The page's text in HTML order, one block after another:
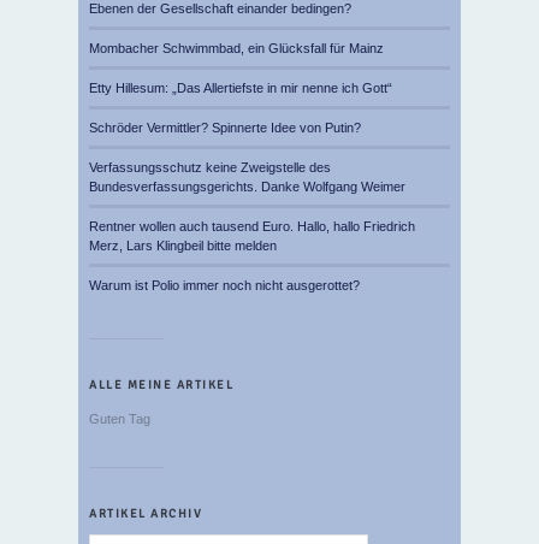
Ebenen der Gesellschaft einander bedingen?
Mombacher Schwimmbad, ein Glücksfall für Mainz
Etty Hillesum: „Das Allertiefste in mir nenne ich Gott“
Schröder Vermittler? Spinnerte Idee von Putin?
Verfassungsschutz keine Zweigstelle des
Bundesverfassungsgerichts. Danke Wolfgang Weimer
Rentner wollen auch tausend Euro. Hallo, hallo Friedrich
Merz, Lars Klingbeil bitte melden
Warum ist Polio immer noch nicht ausgerottet?
ALLE MEINE ARTIKEL
Guten Tag
ARTIKEL ARCHIV